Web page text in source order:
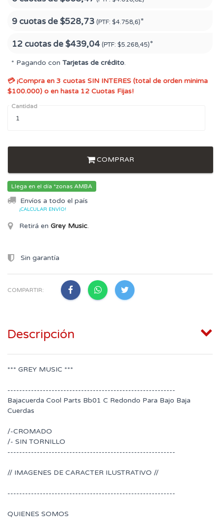
9 cuotas de$528,73 (PTF: $4.758,6)*
12 cuotas de$439,04 (PTF: $5.268,45)*
* Pagando con Tarjetas de crédito.
💳 ¡Compra en 3 cuotas SIN INTERES (total de orden minima
$100.000) o en hasta 12 Cuotas Fijas!
Cantidad
COMPRAR
Llega en el día *zonas AMBA
Envíos a todo el país
¡CALCULAR ENVÍO!
Retirá en Grey Music.
Sin garantía
COMPARTIR:
Descripción
*** GREY MUSIC ***
---------------------------------------------------------
Bajacuerda Cool Parts Bb01 C Redondo Para Bajo Baja
Cuerdas
/-CROMADO
/- SIN TORNILLO
---------------------------------------------------------
// IMAGENES DE CARACTER ILUSTRATIVO //
---------------------------------------------------------
QUIENES SOMOS